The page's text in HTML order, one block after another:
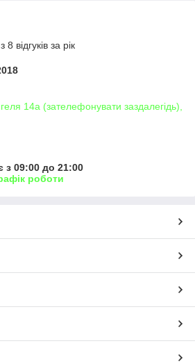
відгуків за рік
14а (зателефонувати заздалегідь),
з 09:00 до 21:00
роботи